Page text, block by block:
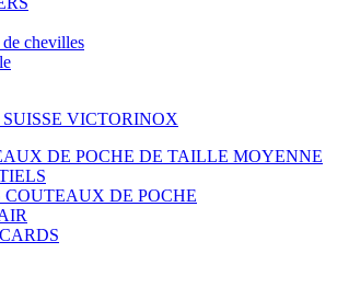
chevilles
VICTORINOX
DE POCHE DE TAILLE MOYENNE
COUTEAUX DE POCHE